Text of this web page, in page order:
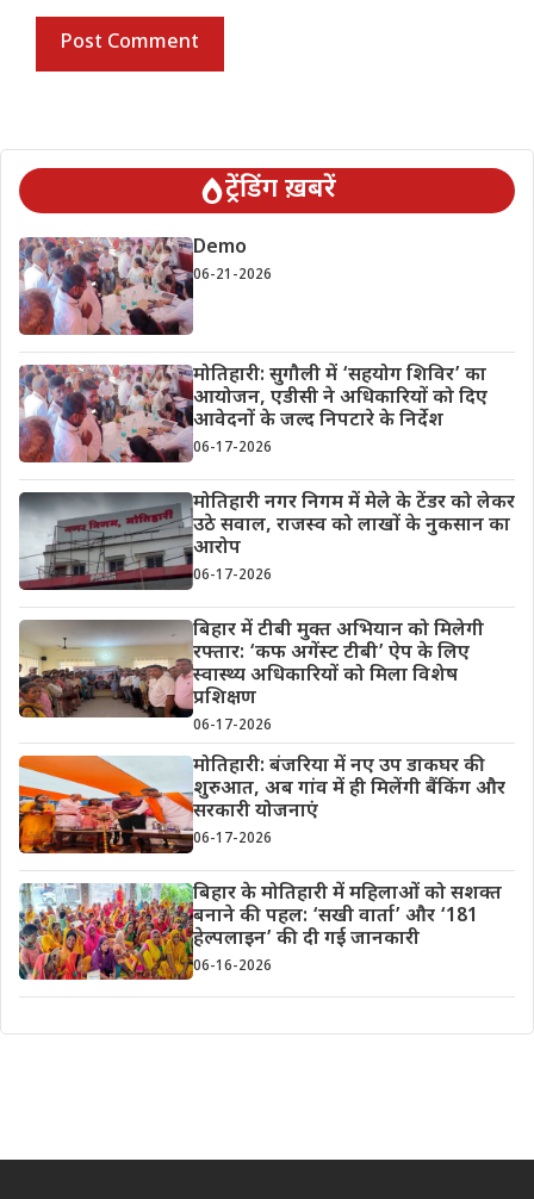
ट्रेंडिंग ख़बरें
Demo
06-21-2026
मोतिहारी: सुगौली में ‘सहयोग शिविर’ का
आयोजन, एडीसी ने अधिकारियों को दिए
आवेदनों के जल्द निपटारे के निर्देश
06-17-2026
मोतिहारी नगर निगम में मेले के टेंडर को लेकर
उठे सवाल, राजस्व को लाखों के नुकसान का
आरोप
06-17-2026
बिहार में टीबी मुक्त अभियान को मिलेगी
रफ्तार: ‘कफ अगेंस्ट टीबी’ ऐप के लिए
स्वास्थ्य अधिकारियों को मिला विशेष
प्रशिक्षण
06-17-2026
मोतिहारी: बंजरिया में नए उप डाकघर की
शुरुआत, अब गांव में ही मिलेंगी बैंकिंग और
सरकारी योजनाएं
06-17-2026
बिहार के मोतिहारी में महिलाओं को सशक्त
बनाने की पहल: ‘सखी वार्ता’ और ‘181
हेल्पलाइन’ की दी गई जानकारी
06-16-2026